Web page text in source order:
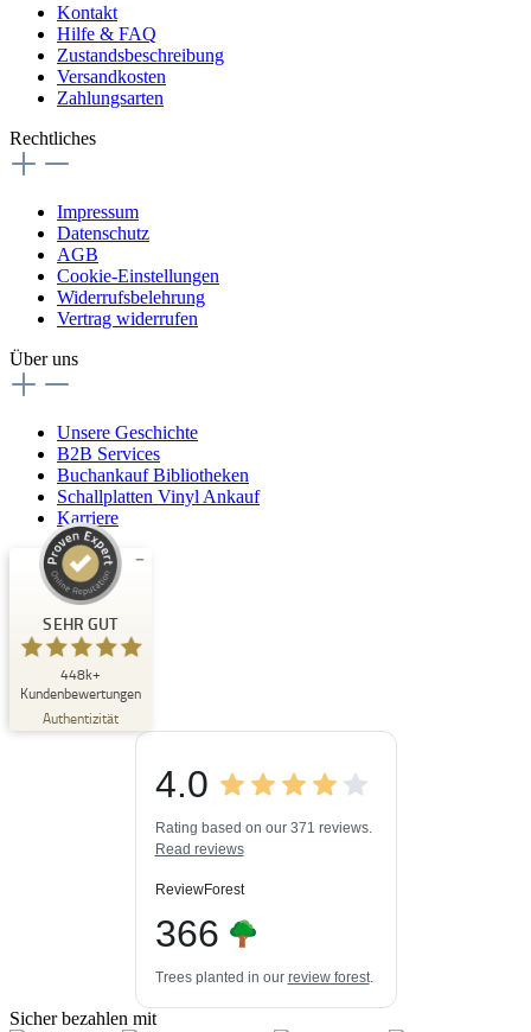
Kontakt
Hilfe & FAQ
Zustandsbeschreibung
Versandkosten
Zahlungsarten
Rechtliches
Impressum
Datenschutz
AGB
Cookie-Einstellungen
Widerrufsbelehrung
Vertrag widerrufen
Über uns
Unsere Geschichte
B2B Services
Buchankauf Bibliotheken
Schallplatten Vinyl Ankauf
Karriere
SEHR GUT
448k+
Kundenbewertungen
Authentizität
Kundenbewertungen und Erfahrungen zu
SEHR GUT
4,84
/
5,00
3
ProvenExpert.com
Blick aufs ProvenExpert-Profil werfen
06.08.2026
4.0
Rating based on our 371 reviews.
Read reviews
ReviewForest
366
Trees planted in our review forest.
Sicher bezahlen mit